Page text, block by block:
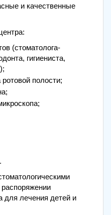
и качественные
(стоматолога-
гигиениста,
ротовой полости;
для лечения детей и